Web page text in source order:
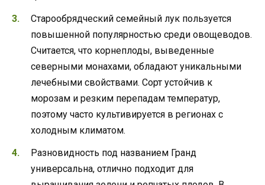
Старообрядческий семейный лук пользуется
повышенной популярностью среди овощеводов.
Считается, что корнеплоды, выведенные
северными монахами, обладают уникальными
лечебными свойствами. Сорт устойчив к
морозам и резким перепадам температур,
поэтому часто культивируется в регионах с
холодным климатом.
Разновидность под названием Гранд
универсальна, отлично подходит для